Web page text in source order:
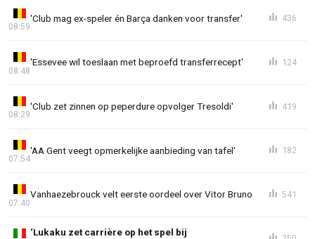
'Club mag ex-speler én Barça danken voor transfer'
08:59
436
'Essevee wil toeslaan met beproefd transferrecept'
08:48
124
'Club zet zinnen op peperdure opvolger Tresoldi'
08:29
419
'AA Gent veegt opmerkelijke aanbieding van tafel'
07:54
182
Vanhaezebrouck velt eerste oordeel over Vitor Bruno
07:40
541
‘Lukaku zet carrière op het spel bij